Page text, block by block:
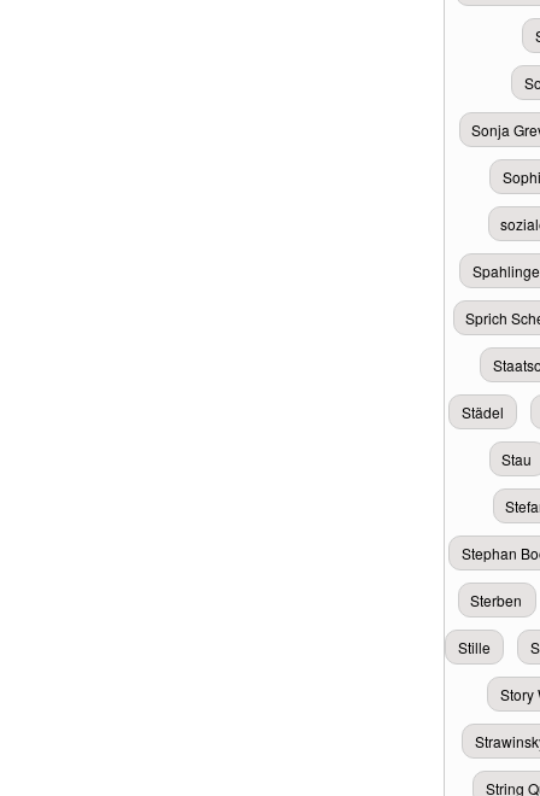
Sonja
Sprich
Städel
Stau
Stephan
Sterben
Stille
Story
String